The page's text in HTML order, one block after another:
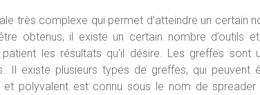
très complexe qui permet d’atteindre un certain
obtenus, il existe un certain nombre d’outils
les résultats qu’il désire. Les greffes
Il existe plusieurs types de greffes, qui
polyvalent est connu sous le nom de spreader